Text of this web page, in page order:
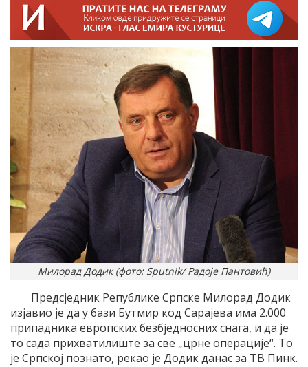
Милорад Додик (фото: Sputnik/ Радоје Пантовић)
Предсједник Републике Српске Милорад Додик
изјавио је да у бази Бутмир код Сарајева има 2.000
припадника европских безбједносних снага, и да је
то сада прихватилиште за све „црне операције“. То
је Српској познато, рекао је Додик данас за ТВ Пинк.